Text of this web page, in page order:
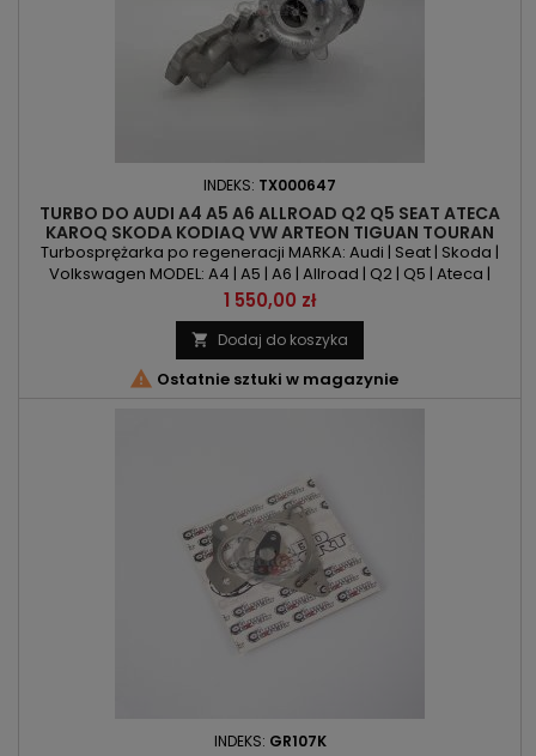
INDEKS: TX000647
TURBO DO AUDI A4 A5 A6 ALLROAD Q2 Q5 SEAT ATECA
KAROQ SKODA KODIAQ VW ARTEON TIGUAN TOURAN
PASSAT 2.0TDI
Turbosprężarka po regeneracji MARKA: Audi | Seat | Skoda |
Volkswagen MODEL: A4 | A5 | A6 | Allroad | Q2 | Q5 | Ateca |
Karoq | Kodiaq | Arteon | Tiguan | Touran | Passat KOD SILNIKA:
CNHA | DDDA | DESA | DETA | DETB | DETH | DFHA | DFVA
POJEMNOŚĆ: 1968ccm 2.0 TDI MOC: 163KM/120kW |
190KM/140kW ROK PRODUKCJI: Od 2013r
Cena
1 550,00 zł
 Dodaj do koszyka
 Ostatnie sztuki w magazynie
INDEKS: GR107K